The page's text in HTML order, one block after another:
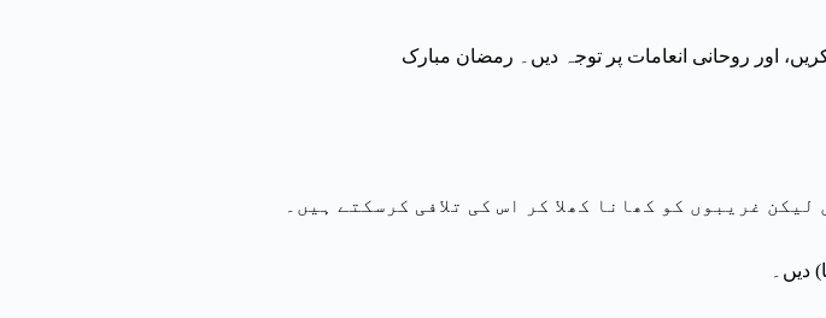
غریبوں کو کھانا کھلا کر اس کی تلافی کرسکتے ہیں۔
دیں۔